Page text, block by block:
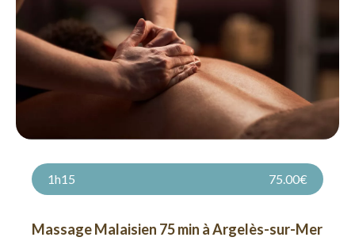
1h15 75.00€
Massage Malaisien 75 min à Argelès-sur-Mer